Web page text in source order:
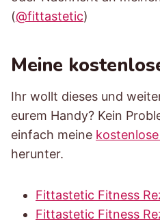
(@fittastetic)
Meine
Ihr wollt dieses und
eurem Handy? Kein
einfach meine
herunter.
Fittastetic Fitness
Fittastetic Fitness